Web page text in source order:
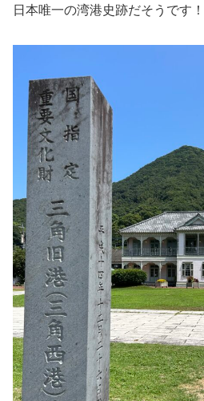
日本唯一の湾港史跡だそうです！